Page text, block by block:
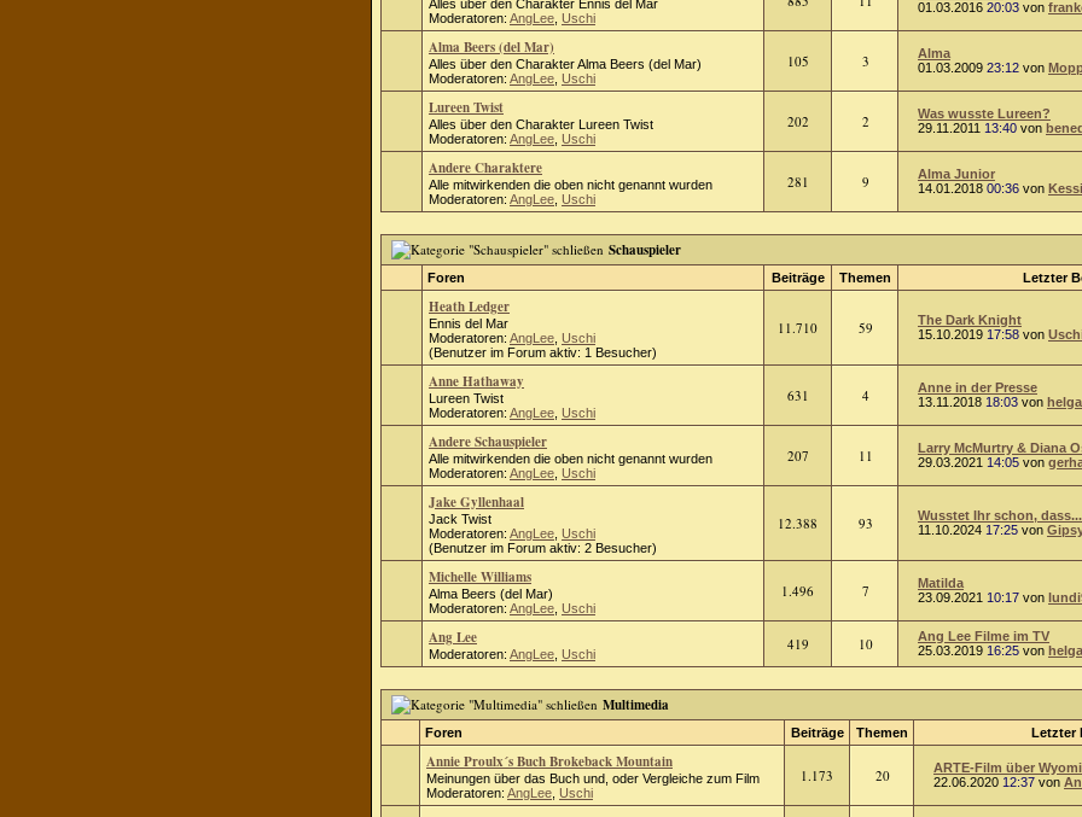
Alles über den Charakter Ennis del Mar
Moderatoren: AngLee Uschi
01.03.2016 20:03 von
Alma Beers (del Mar)
Alles über den Charakter Alma Beers (del Mar)
Moderatoren: AngLee Uschi
105 3
Alma
01.03.2009 23:12 von
Lureen Twist
Alles über den Charakter Lureen Twist
Moderatoren: AngLee Uschi
202 2
Was wusste Lureen?
29.11.2011 13:40 von
Andere Charaktere
Alle mitwirkenden die oben nicht genannt wurden
Moderatoren: AngLee Uschi
281 9
Alma Junior
14.01.2018 00:36 von Kessi
Schauspieler
Foren Beiträge Themen Letzter
Heath Ledger
Ennis del Mar
Moderatoren: AngLee Uschi
(Benutzer im Forum aktiv: 1 Besucher)
11.710 59
The Dark Knight
15.10.2019 17:58 von
Anne Hathaway
Lureen Twist
Moderatoren: AngLee Uschi
631 4
Anne in der Presse
13.11.2018 18:03 von helga
Andere Schauspieler
Alle mitwirkenden die oben nicht genannt wurden
Moderatoren: AngLee Uschi
207 11
Larry McMurtry & Diana
29.03.2021 14:05 von
Jake Gyllenhaal
Jack Twist
Moderatoren: AngLee Uschi
(Benutzer im Forum aktiv: 2 Besucher)
12.388 93
Wusstet Ihr schon, dass...
11.10.2024 17:25 von
Michelle Williams
Alma Beers (del Mar)
Moderatoren: AngLee Uschi
1.496 7
Matilda
23.09.2021 10:17 von
Ang Lee
Moderatoren: AngLee Uschi
419 10
Ang Lee Filme im TV
25.03.2019 16:25 von helga
Multimedia
Foren Beiträge Themen Letzter
Annie Proulx´s Buch Brokeback Mountain
Meinungen über das Buch und, oder Vergleiche zum Film
Moderatoren: AngLee Uschi
1.173 20
ARTE-Film über
22.06.2020 12:37 von